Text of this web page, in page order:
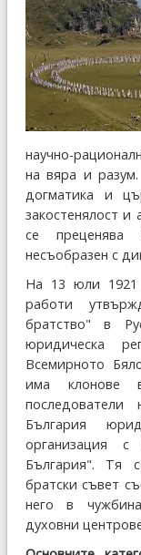
научно-
на вяра и
догматика и
закостенялост
се преценява
несъобразен с
На 13 юли 1921
работи
братство" в
юридическа
Всемирното
има клонове
България
организация
България". Тя
братски съвет
него в
духовни